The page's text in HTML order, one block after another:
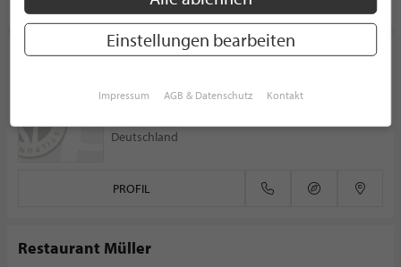
Pungshaus
40723 Hilden
Deutschland
PROFIL
Restaurant Müller
Einstellungen bearbeiten
Impressum AGB & Datenschutz Kontakt